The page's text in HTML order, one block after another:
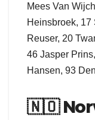
Mees Van
Heinsbroek, 17
Reuser, 20
46 Jasper
Hansen, 93
🇳🇴